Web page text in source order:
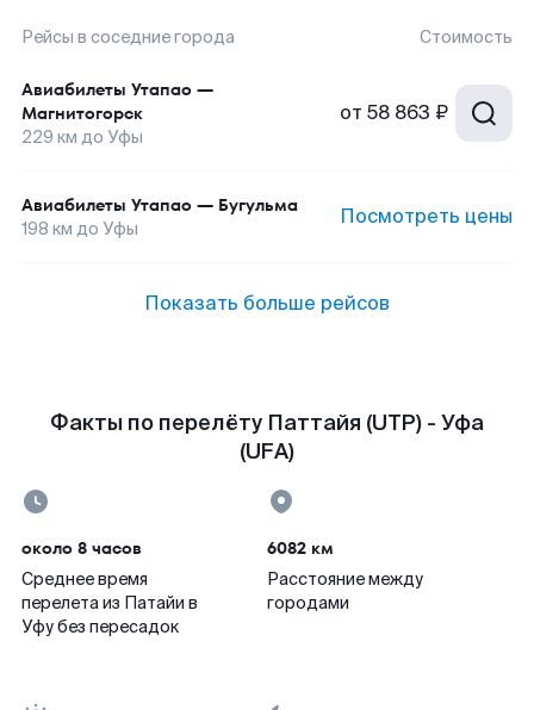
Рейсы в соседние города Стоимость
Авиабилеты Утапао —
Магнитогорск
229 км до Уфы
от 58 863 ₽
Авиабилеты Утапао — Бугульма
198 км до Уфы Посмотреть цены
Показать больше рейсов
Факты по перелёту Паттайя (UTP) - Уфа
(UFA)
около 8 часов
Среднее время
перелета из Патайи в
Уфу без пересадок
6082 км
Расстояние между
городами